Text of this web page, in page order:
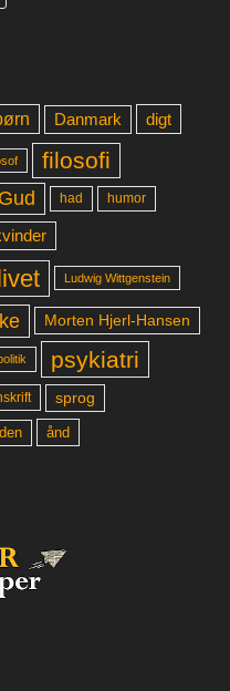
Danmark digt
filosofi
Gud had humor
Ludwig Wittgenstein
Morten Hjerl-Hansen
psykiatri
sprog
ånd